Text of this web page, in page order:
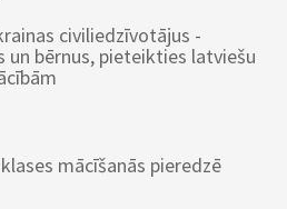
civiliedzīvotājus -
un bērnus, pieteikties latviešu
mācīšanās pieredzē